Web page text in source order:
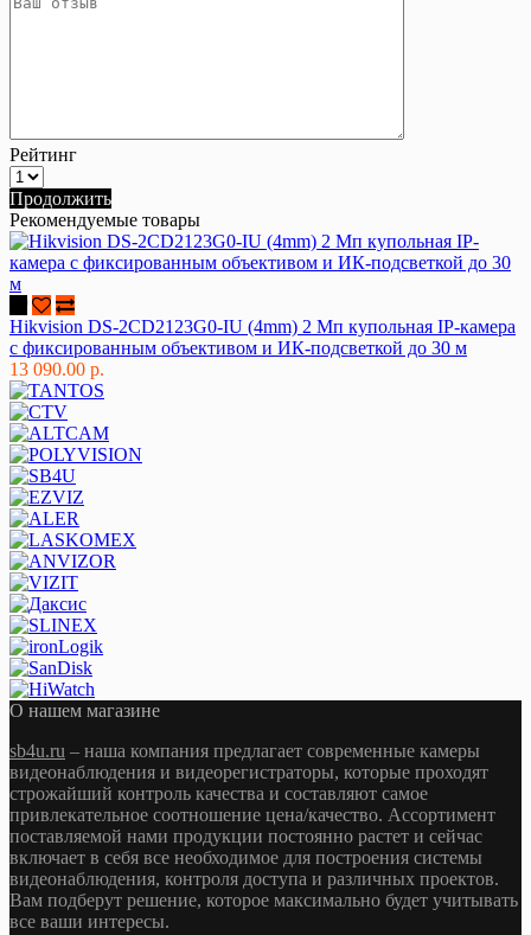
Рейтинг
Продолжить
Рекомендуемые товары
Hikvision DS-2CD2123G0-IU (4mm) 2 Мп купольная IP-камера
с фиксированным объективом и ИК-подсветкой до 30 м
13 090.00 р.
О нашем магазине
sb4u.ru – наша компания предлагает современные камеры
видеонаблюдения и видеорегистраторы, которые проходят
строжайший контроль качества и составляют самое
привлекательное соотношение цена/качество. Ассортимент
поставляемой нами продукции постоянно растет и сейчас
включает в себя все необходимое для построения системы
видеонаблюдения, контроля доступа и различных проектов.
Вам подберут решение, которое максимально будет учитывать
все ваши интересы.